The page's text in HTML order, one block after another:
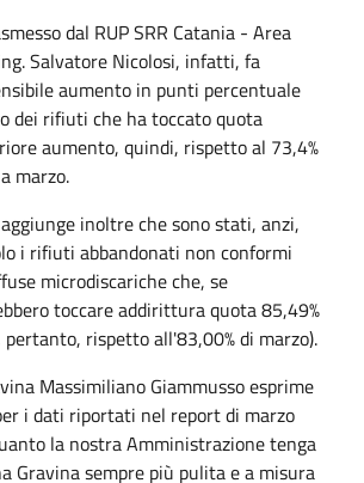
dal RUP SRR Catania - Area
Salvatore Nicolosi, infatti, fa
aumento in punti percentuale
dei rifiuti che ha toccato quota
aumento, quindi, rispetto al 73,4%
marzo.
inoltre che sono stati, anzi,
i rifiuti abbandonati non conformi
microdiscariche che, se
toccare addirittura quota 85,49%
rispetto all'83,00% di marzo).
Massimiliano Giammusso esprime
i dati riportati nel report di marzo
la nostra Amministrazione tenga
Gravina sempre più pulita e a misura